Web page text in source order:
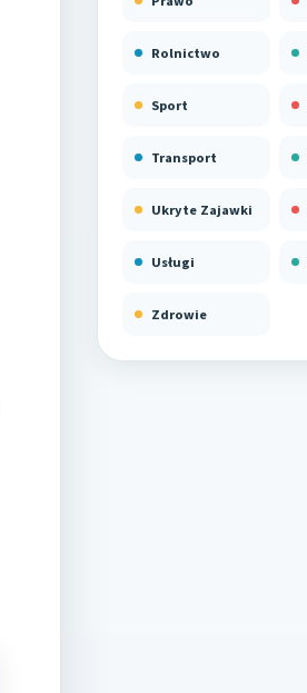
Rolnictwo
Sport
Transport
Ukryte Zajawki
Usługi
Zdrowie